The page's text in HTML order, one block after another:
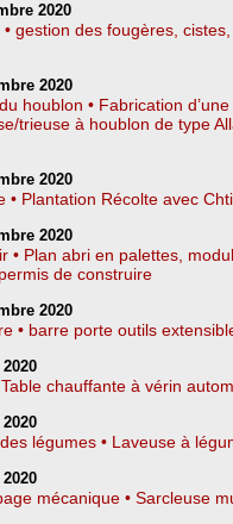
2020
gestion des fougères,
2020
houblon • Fabrication d’une
trieuse à houblon de type
2020
• Plantation Récolte avec
2020
• Plan abri en palettes,
de construire
2020
• barre porte outils
Table chauffante à vérin
légumes • Laveuse à
mécanique • Sarcleuse